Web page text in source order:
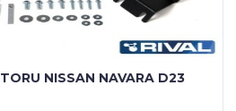
NISSAN NAVARA D23